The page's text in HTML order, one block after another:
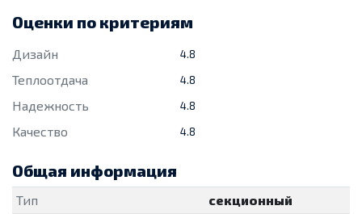
Оценки по критериям
Дизайн 4.8
Теплоотдача 4.8
Надежность 4.8
Качество 4.8
Общая информация
Тип
секционный